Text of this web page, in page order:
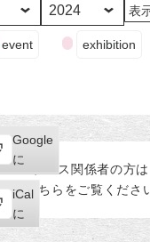
event exhibition
Google
で
iCal
で
Google
に
iCal
に
プレス関係者の方は
こちらをご覧くださ